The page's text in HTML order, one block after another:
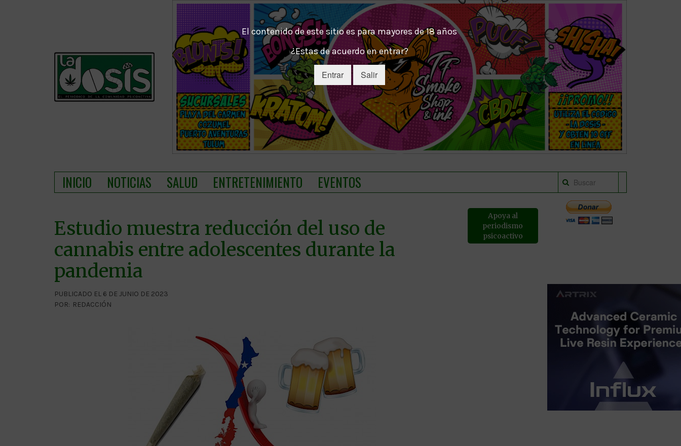
El contenido de este sitio es para mayores de 18 años
¿Estas de acuerdo en entrar?
Entrar Salir
INICIO NOTICIAS SALUD ENTRETENIMIENTO EVENTOS
Estudio muestra reducción del uso de
cannabis entre adolescentes durante la
pandemia
PUBLICADO EL 6 DE JUNIO DE 2023
POR: REDACCIÓN
Apoya al
periodismo
psicoactivo